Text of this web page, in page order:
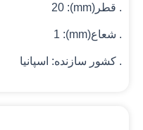
. قطر(mm): 20
. شعاع(mm): 1
. کشور سازنده: اسپانیا